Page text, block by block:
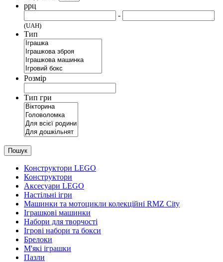
ррц
-
(UAH)
Тип
Розмір
Тип гри
Пошук
Конструктори LEGO
Конструктори
Аксесуари LEGO
Настільні ігри
Машинки та мотоцикли колекційні RMZ City
Іграшкові машинки
Набори для творчості
Ігрові набори та бокси
Брелоки
М'які іграшки
Пазли